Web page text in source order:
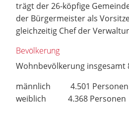
trägt der 26-köpfige
der Bürgermeister als
gleichzeitig Chef der
Bevölkerung
Wohnbevölkerung insgesamt
männlich 4.501 Personen
weiblich 4.368 Personen